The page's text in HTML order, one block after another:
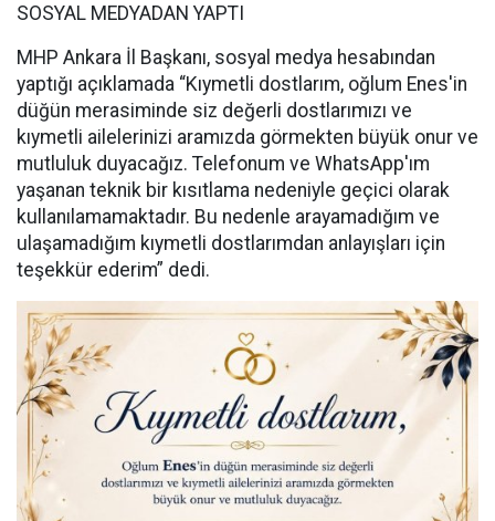
SOSYAL MEDYADAN YAPTI
MHP Ankara İl Başkanı, sosyal medya hesabından
yaptığı açıklamada “Kıymetli dostlarım, oğlum Enes'in
düğün merasiminde siz değerli dostlarımızı ve
kıymetli ailelerinizi aramızda görmekten büyük onur ve
mutluluk duyacağız. Telefonum ve WhatsApp'ım
yaşanan teknik bir kısıtlama nedeniyle geçici olarak
kullanılamamaktadır. Bu nedenle arayamadığım ve
ulaşamadığım kıymetli dostlarımdan anlayışları için
teşekkür ederim” dedi.